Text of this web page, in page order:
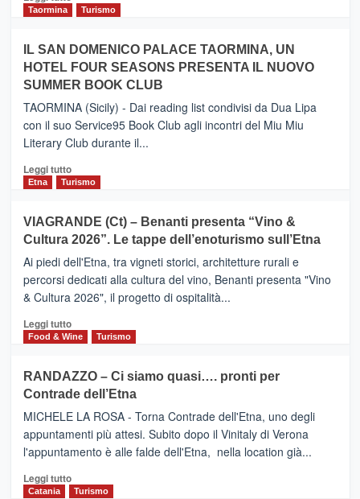
e
Zanzibar
da
Neos
PIEDIMONTE
ETNEO
–
Meta
turistica
privilegiata
secondo
dati
di
Anche
la
Valle
Alcantara
nei
primi
nella
classifica
Taormina Turismo
IL SAN DOMENICO PALACE TAORMINA, UN
HOTEL FOUR SEASONS PRESENTA IL NUOVO
SUMMER BOOK CLUB
TAORMINA (Sicily) - Dai reading list condivisi da Dua Lipa
con il suo Service95 Book Club agli incontri del Miu Miu
Literary Club durante il...
Leggi tuttoLeggi
di
IL
SAN
DOMENICO
PALACE
UN
HOTEL
FOUR
IL
NUOVO
SUMMER
CLUB
Etna Turismo
VIAGRANDE (Ct) – Benanti presenta “Vino &
Cultura 2026”. Le tappe dell’enoturismo sull’Etna
Ai piedi dell'Etna, tra vigneti storici, architetture rurali e
percorsi dedicati alla cultura del vino, Benanti presenta "Vino
& Cultura 2026", il progetto di ospitalità...
Leggi tuttoLeggi
di
VIAGRANDE
(Ct)
–
Benanti
presenta
“Vino
&
Cultura
Food & Wine Turismo
RANDAZZO – Ci siamo quasi…. pronti per
Contrade dell’Etna
MICHELE LA ROSA - Torna Contrade dell'Etna, uno degli
appuntamenti più attesi. Subito dopo il Vinitaly di Verona
l'appuntamento è alle falde dell'Etna, nella location già...
Leggi tuttoLeggi
di
Catania Turismo